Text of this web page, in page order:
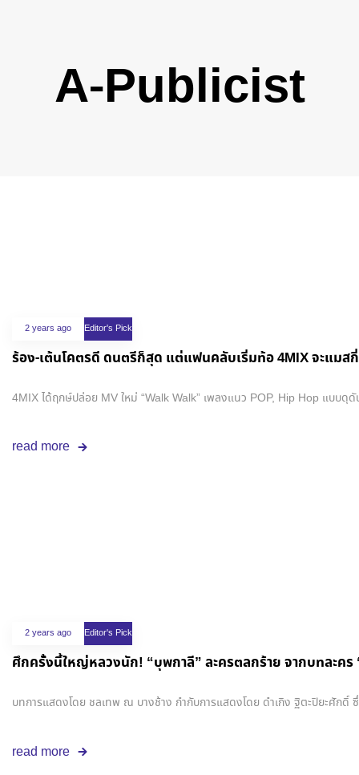
A-Publicist
2 years ago Editor's Pick
ร้อง-เต้นโคตรดี ดนตรีก็สุด แต่แฟนคลับเริ่มท้อ 4MIX จะแมส
4MIX ได้ฤกษ์ปล่อย MV ใหม่ “Walk Walk” เพลงแนว POP, Hip Hop แบบ
read more
2 years ago Editor's Pick
ศึกครั้งนี้ใหญ่หลวงนัก! “บุพกาลี” ละครตลกร้าย จากบทละคร
บทการแสดงโดย ชลเทพ ณ บางช้าง กำกับการแสดงโดย ดำเกิง ฐิตะปิยะศัก
read more